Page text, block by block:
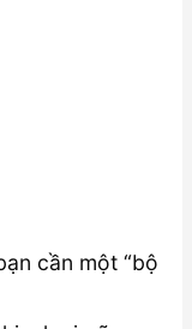
cần một “bộ